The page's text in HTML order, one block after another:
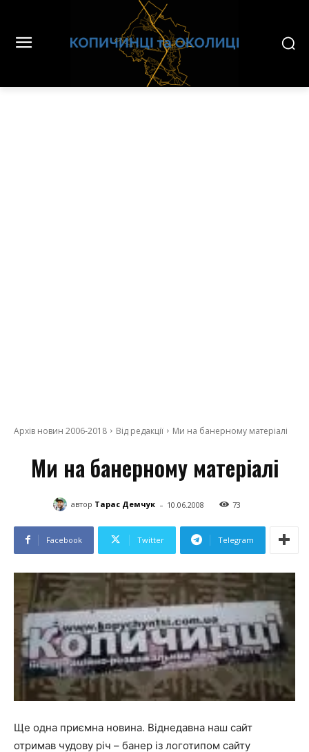
Архів новин 2006-2018 Від редакції Ми на банерному матеріалі
Ми на банерному матеріалі
автор Тарас Демчук - 10.06.2008 73
Facebook Twitter Telegram
Ще одна приємна новина. Віднедавна наш сайт
отримав чудову річ – банер із логотипом сайту